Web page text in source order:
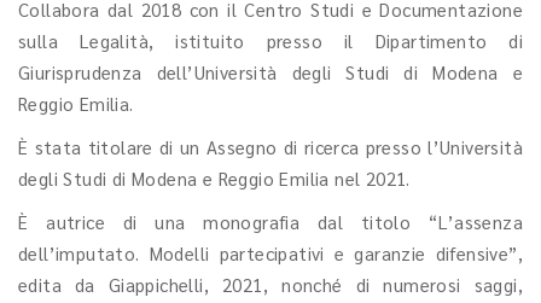
Collabora dal 2018 con il Centro Studi e Documentazione
sulla Legalità, istituito presso il Dipartimento di
Giurisprudenza dell’Università degli Studi di Modena e
Reggio Emilia.
È stata titolare di un Assegno di ricerca presso l’Università
degli Studi di Modena e Reggio Emilia nel 2021.
È autrice di una monografia dal titolo “L’assenza
dell’imputato. Modelli partecipativi e garanzie difensive”,
edita da Giappichelli, 2021, nonché di numerosi saggi,